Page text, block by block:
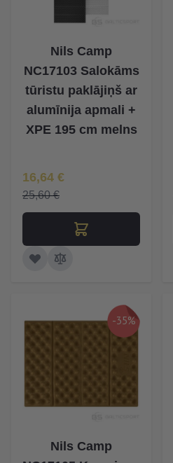
Nils Camp
NC17103 Salokāms
tūristu paklājiņš ar
alumīnija apmali +
XPE 195 cm melns
Īpaša Cena
16,64 €
25,60 €
-35%
Nils Camp